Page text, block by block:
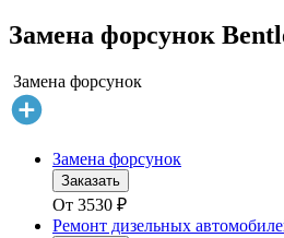
Замена форсунок
Замена форсунок
Замена форсунок
Заказать
От 3530 ₽
Ремонт дизельных